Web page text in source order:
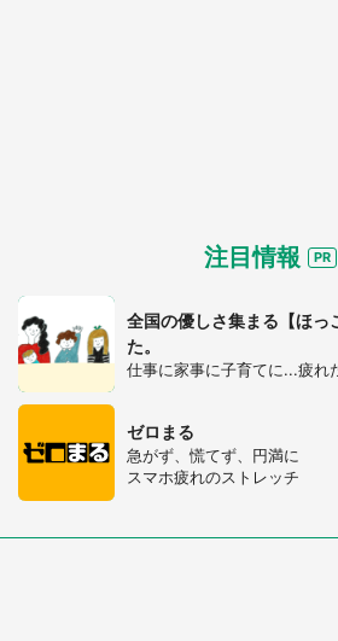
注目情報
全国の優しさ集まる【ほっ
た。
仕事に家事に子育てに...疲れ
ゼロまる
急がず、慌てず、円満に
スマホ疲れのストレッチ